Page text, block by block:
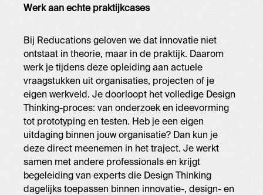
Werk aan echte praktijkcases
Bij Reducations geloven we dat innovatie niet
ontstaat in theorie, maar in de praktijk. Daarom
werk je tijdens deze opleiding aan actuele
vraagstukken uit organisaties, projecten of je
eigen werkveld. Je doorloopt het volledige Design
Thinking-proces: van onderzoek en ideevorming
tot prototyping en testen. Heb je een eigen
uitdaging binnen jouw organisatie? Dan kun je
deze direct meenemen in het traject. Je werkt
samen met andere professionals en krijgt
begeleiding van experts die Design Thinking
dagelijks toepassen binnen innovatie-, design- en